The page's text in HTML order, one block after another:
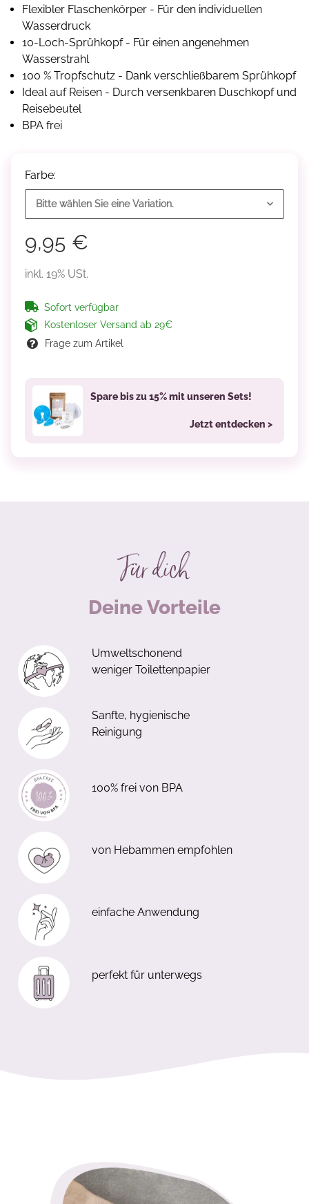
Flexibler Flaschenkörper - Für den individuellen
Wasserdruck
10-Loch-Sprühkopf - Für einen angenehmen
Wasserstrahl
100 % Tropfschutz - Dank verschließbarem Sprühkopf
Ideal auf Reisen - Durch versenkbaren Duschkopf und
Reisebeutel
BPA frei
Farbe:
Bitte wählen Sie eine Variation.
9,95 €
inkl. 19% USt.
Sofort verfügbar
Kostenloser Versand ab 29€
Frage zum Artikel
Spare bis zu 15% mit unseren Sets!
Jetzt entdecken >
Für dich
Deine Vorteile
Umweltschonend
weniger Toilettenpapier
Sanfte, hygienische
Reinigung
100% frei von BPA
von Hebammen empfohlen
einfache Anwendung
perfekt für unterwegs